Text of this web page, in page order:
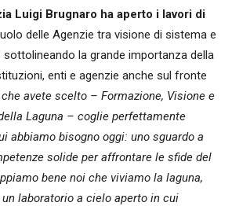
Luigi Brugnaro ha aperto i lavori di
delle Agenzie tra visione di sistema e
la grande importanza della
enti e agenzie anche sul fronte
avete scelto – Formazione, Visione e
Laguna – coglie perfettamente
abbiamo bisogno oggi: uno sguardo a
solide per affrontare le sfide del
bene noi che viviamo la laguna,
laboratorio a cielo aperto in cui